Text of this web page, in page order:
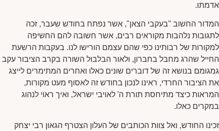
אדמתו.
המדור החשוב "בעקבי הצאן", אשר נפתח בחודש שעבר, זכה
לתגובות נלהבות מקוראים רבים, אשר חשובה להם החשיפה
למקורות של רבותינו כפי שהם עצמם הורישו לנו. בעקבות הרשעת
החייל שהרג מחבל בחברון, ולאור הבלבול השורה בקרב הציבור עקב
גמגומם בנושא זה של דוברים שונים כאלו ואחרים המתימרים לייצג
את הציבור החרדי, ראינו לנכון בחודש זה לאסוף מעט מקורות,
המראות כיצד מתיחסת תורת ה' לאויבי ישראל, ואיך ראוי לנהוג
במקרים כאלו.
זכינו החודש, ואל צוות הכותבים של העלון הצטרף הגאון רבי יצחק